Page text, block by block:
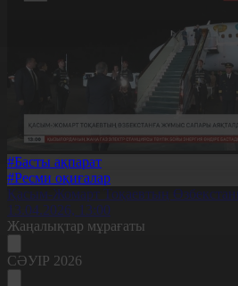
#Басты ақпарат
#Ресми оқиғалар
Қасым-Жомарт Тоқаевтың
13.04.2026, 13:00
Жаңалықтар мұрағаты
СӘУІР 2026